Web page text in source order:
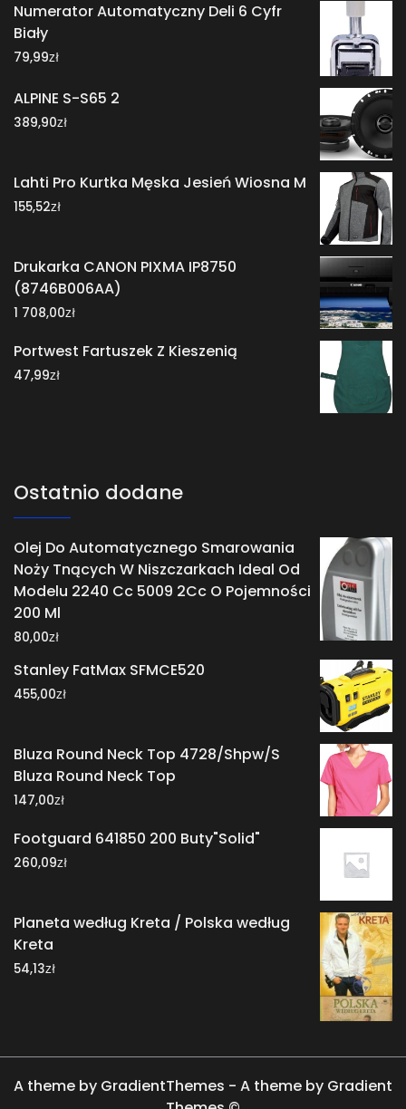
Numerator Automatyczny Deli 6 Cyfr
Biały
79,99zł
ALPINE S-S65 2
389,90zł
Lahti Pro Kurtka Męska Jesień Wiosna M
155,52zł
Drukarka CANON PIXMA IP8750
(8746B006AA)
1 708,00zł
Portwest Fartuszek Z Kieszenią
47,99zł
Ostatnio dodane
Olej Do Automatycznego Smarowania
Noży Tnących W Niszczarkach Ideal Od
Modelu 2240 Cc 5009 2Cc O Pojemności
200 Ml
80,00zł
Stanley FatMax SFMCE520
455,00zł
Bluza Round Neck Top 4728/Shpw/S
Bluza Round Neck Top
147,00zł
Footguard 641850 200 Buty"Solid"
260,09zł
Planeta według Kreta / Polska według
Kreta
54,13zł
A theme by GradientThemes - A theme by Gradient